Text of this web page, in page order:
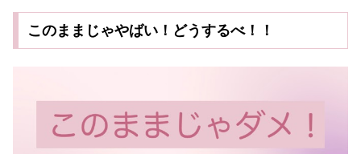
このままじゃやばい！どうするべ！！